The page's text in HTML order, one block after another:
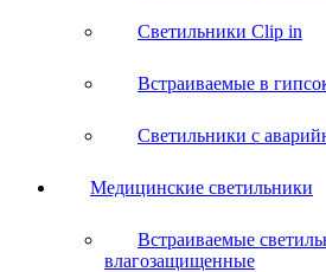
Светильники Clip in
Встраиваемые в
Светильники с
Медицинские светильники
Встраиваемые
влагозащищенные